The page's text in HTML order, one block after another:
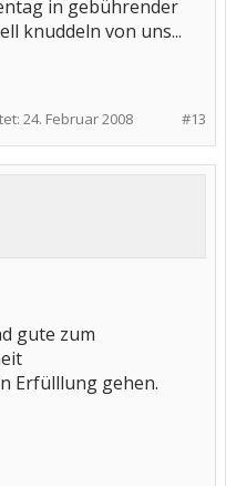
in gebührender
knuddeln von uns...
#13
24. Februar 2008
gute zum
Erfülllung gehen.